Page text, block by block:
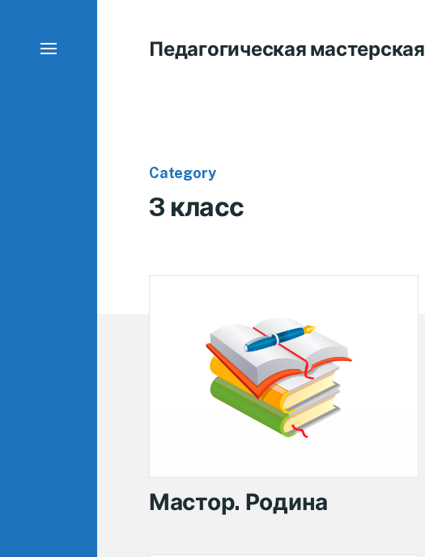
Педагогическая мастерская
Category
3 класс
Мастор. Родина